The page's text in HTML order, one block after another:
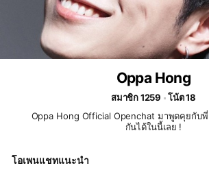
Oppa Hong
สมาชิก 1259
โน้ต 18
Oppa Hong Official Openchat มาพูดคุยกับพี่ฮง(Bangkokboy)
กันได้ในนี้เลย !
โอเพนแชทแนะนำ